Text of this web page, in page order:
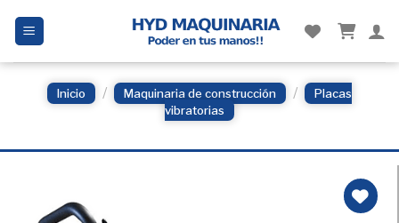
Inicio / Maquinaria de construcción /
Placas
vibratorias